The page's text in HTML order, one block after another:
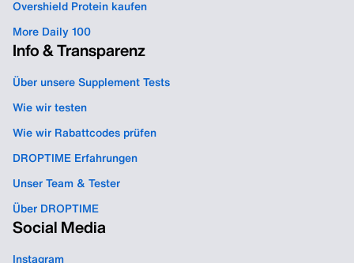
Overshield Protein kaufen
More Daily 100
Info & Transparenz
Über unsere Supplement Tests
Wie wir testen
Wie wir Rabattcodes prüfen
DROPTIME Erfahrungen
Unser Team & Tester
Über DROPTIME
Social Media
Instagram